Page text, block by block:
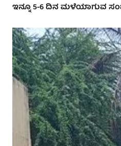
ಇನ್ನೂ 5-6 ದಿನ ಮಳೆಯಾಗುವ